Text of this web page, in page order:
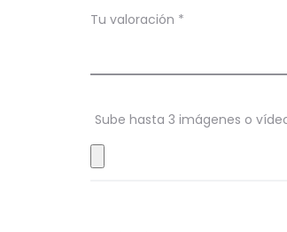
c
n
e
Tu valoración *
Sube hasta 3 imágenes o